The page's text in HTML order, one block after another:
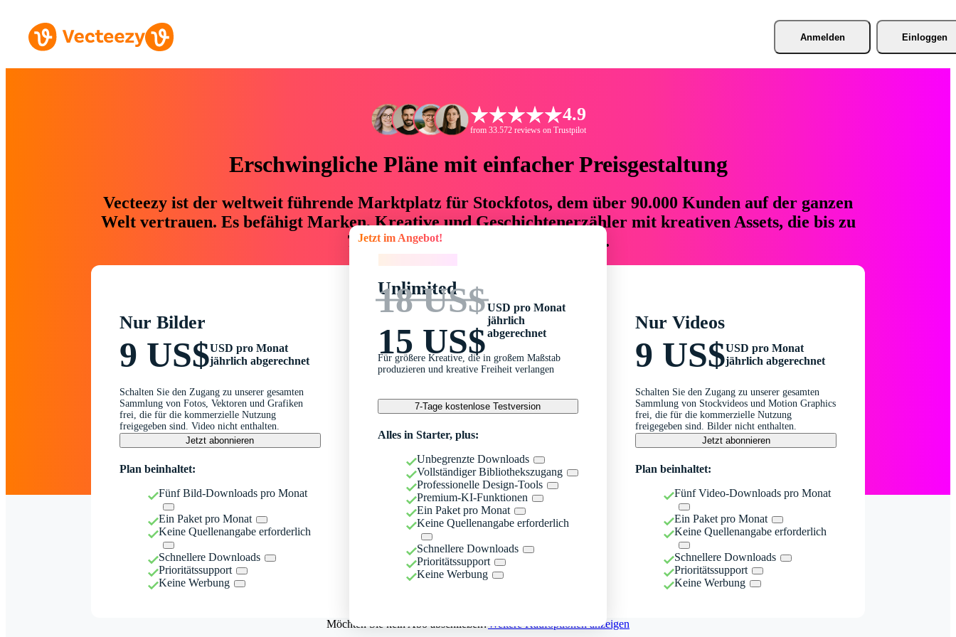
Anmelden Einloggen
4.9
from 33.572 reviews on Trustpilot
Erschwingliche Pläne mit einfacher Preisgestaltung
Vecteezy ist der weltweit führende Marktplatz für Stockfotos, dem über 90.000 Kunden auf der ganzen
Welt vertrauen. Es befähigt Marken, Kreative und Geschichtenerzähler mit kreativen Assets, die bis zu
76 % an Zeit und Budget einsparen.
Nur Bilder
9 US$USD pro Monat
jährlich abgerechnet
Schalten Sie den Zugang zu unserer gesamten
Sammlung von Fotos, Vektoren und Grafiken
frei, die für die kommerzielle Nutzung
freigegeben sind. Video nicht enthalten.
Jetzt abonnieren
Plan beinhaltet:
Fünf Bild-Downloads pro Monat
Ein Paket pro Monat
Keine Quellenangabe erforderlich
Schnellere Downloads
Prioritätssupport
Keine Werbung
Jetzt im Angebot!
Unlimited
18 US$
15 US$
USD pro Monat
jährlich
abgerechnet
Für größere Kreative, die in großem Maßstab
produzieren und kreative Freiheit verlangen
7-Tage kostenlose Testversion
Alles in Starter, plus:
Unbegrenzte Downloads
Vollständiger Bibliothekszugang
Professionelle Design-Tools
Premium-KI-Funktionen
Ein Paket pro Monat
Keine Quellenangabe erforderlich
Schnellere Downloads
Prioritätssupport
Keine Werbung
Nur Videos
9 US$USD pro Monat
jährlich abgerechnet
Schalten Sie den Zugang zu unserer gesamten
Sammlung von Stockvideos und Motion Graphics
frei, die für die kommerzielle Nutzung
freigegeben sind. Bilder nicht enthalten.
Jetzt abonnieren
Plan beinhaltet:
Fünf Video-Downloads pro Monat
Ein Paket pro Monat
Keine Quellenangabe erforderlich
Schnellere Downloads
Prioritätssupport
Keine Werbung
Möchten Sie kein Abo abschließen?Weitere Kaufoptionen anzeigen